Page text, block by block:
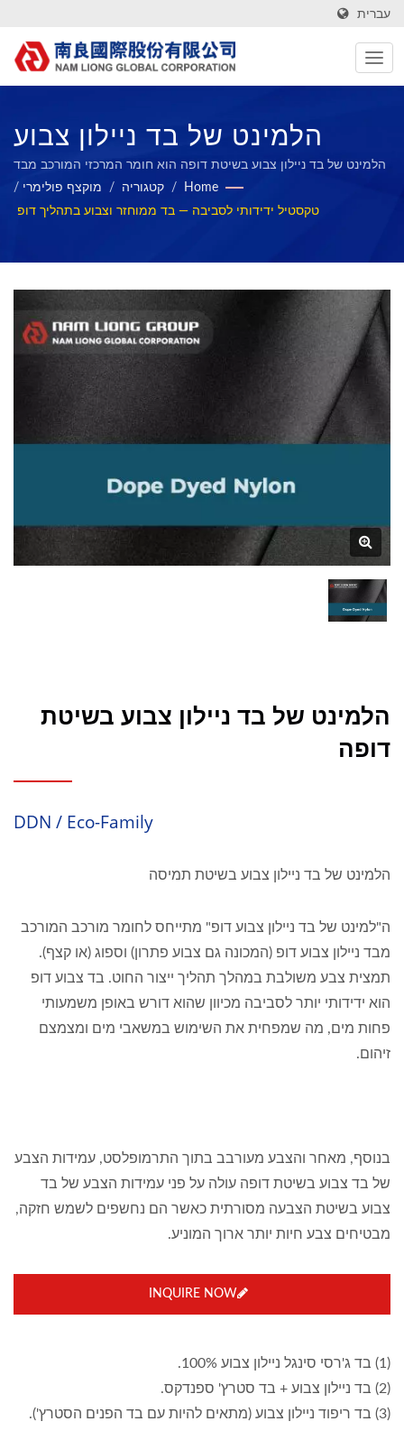
עברית
הלמינט של בד ניילון צבוע
בשיטת תמיסהיצרן בדים
טקסטיליים פונקציונליים, ירוקים
הלמינט של בד ניילון צבוע בשיטת דופה הוא חומר המרכזי המורכב מבד
ניילון צבוע בשיטת דופה וספוג.עם ירוק, חדשנות וייצור חכם בראש, אנו
שואפים להפוך לסטנדרט בתעשיית חומרי הקומפוזיטיים ברי קיימא
Home
/ קטגוריה / מוקצף פולימרי /
טקסטיל ידידותי לסביבה — בד ממוחזר וצבוע בתהליך דופ
הלמינט של בד ניילון צבוע בשיטת
דופה
DDN / Eco-Family
הלמינט של בד ניילון צבוע בשיטת תמיסה
ה"למינט של בד ניילון צבוע דופ" מתייחס לחומר מורכב המורכב
מבד ניילון צבוע דופ (המכונה גם צבוע פתרון) וספוג (או קצף).
תמצית צבע משולבת במהלך תהליך ייצור החוט. בד צבוע דופ
הוא ידידותי יותר לסביבה מכיוון שהוא דורש באופן משמעותי
פחות מים, מה שמפחית את השימוש במשאבי מים ומצמצם
זיהום.
בנוסף, מאחר והצבע מעורבב בתוך התרמופלסט, עמידות הצבע
של בד צבוע בשיטת דופה עולה על פני עמידות הצבע של בד
צבוע בשיטת הצבעה מסורתית כאשר הם נחשפים לשמש חזקה,
מבטיחים צבע חיות יותר ארוך המוניע.
INQUIRE NOW
(1) בד ג'רסי סינגל ניילון צבוע 100%.
(2) בד ניילון צבוע + בד סטרץ' ספנדקס.
(3) בד ריפוד ניילון צבוע (מתאים להיות עם בד הפנים הסטרץ').